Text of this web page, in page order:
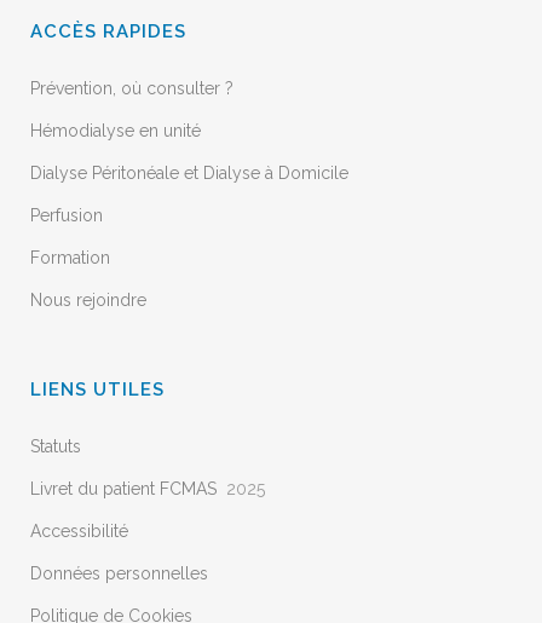
ACCÈS RAPIDES
Prévention, où consulter ?
Hémodialyse en unité
Dialyse Péritonéale et Dialyse à Domicile
Perfusion
Formation
Nous rejoindre
LIENS UTILES
Statuts
Livret du patient FCMAS 2025
Accessibilité
Données personnelles
Politique de Cookies